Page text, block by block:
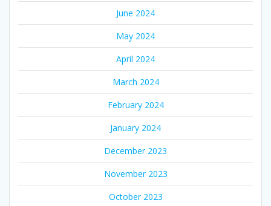
June 2024
May 2024
April 2024
March 2024
February 2024
January 2024
December 2023
November 2023
October 2023